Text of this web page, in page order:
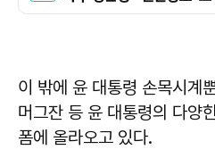
이 밖에 윤 대통령 손목시계
머그잔 등 윤 대통령의 다양
폼에 올라오고 있다.